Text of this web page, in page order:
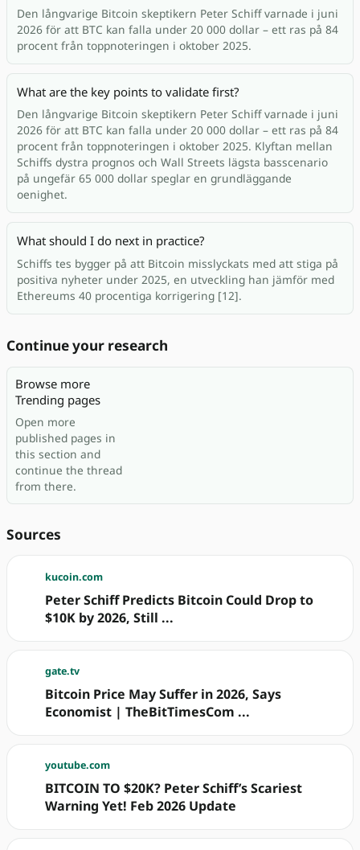
Den långvarige Bitcoin skeptikern Peter Schiff varnade i juni
2026 för att BTC kan falla under 20 000 dollar – ett ras på 84
procent från toppnoteringen i oktober 2025.
What are the key points to validate first?
Den långvarige Bitcoin skeptikern Peter Schiff varnade i juni
2026 för att BTC kan falla under 20 000 dollar – ett ras på 84
procent från toppnoteringen i oktober 2025. Klyftan mellan
Schiffs dystra prognos och Wall Streets lägsta basscenario
på ungefär 65 000 dollar speglar en grundläggande
oenighet.
What should I do next in practice?
Schiffs tes bygger på att Bitcoin misslyckats med att stiga på
positiva nyheter under 2025, en utveckling han jämför med
Ethereums 40 procentiga korrigering [12].
Continue your research
Browse more
Trending pages
Open more
published pages in
this section and
continue the thread
from there.
Sources
kucoin.com
Peter Schiff Predicts Bitcoin Could Drop to
$10K by 2026, Still ...
gate.tv
Bitcoin Price May Suffer in 2026, Says
Economist | TheBitTimesCom ...
youtube.com
BITCOIN TO $20K? Peter Schiff’s Scariest
Warning Yet! Feb 2026 Update